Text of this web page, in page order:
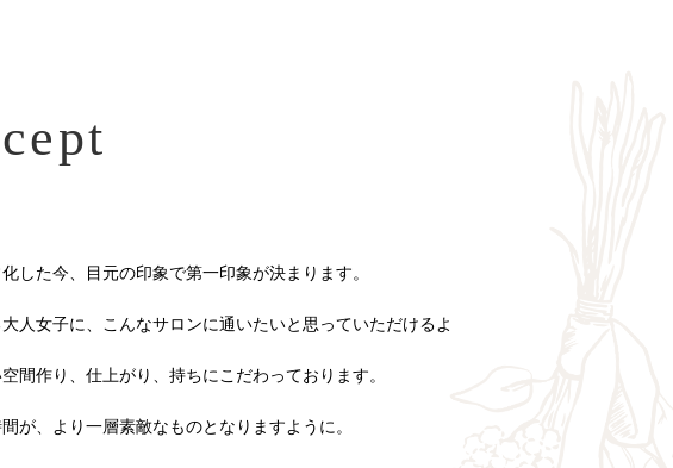
した今、目元の印象で第一印象が決まります。
人女子に、こんなサロンに通いたいと思っていただけるよ
間作り、仕上がり、持ちにこだわっております。
が、より一層素敵なものとなりますように。